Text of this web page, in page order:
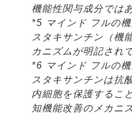
機能性関与成分では
*5 マインド フルの
スタキサンチン（機
カニズムが明記され
*6 マインド フルの
スタキサンチンは抗
内細胞を保護するこ
知機能改善のメカニ